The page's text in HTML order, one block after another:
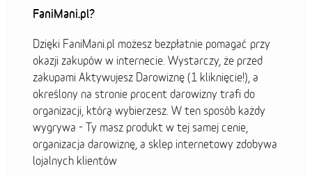
FaniMani.pl?
Dzięki FaniMani.pl możesz bezpłatnie pomagać przy
okazji zakupów w internecie. Wystarczy, że przed
zakupami Aktywujesz Darowiznę (1 kliknięcie!), a
określony na stronie procent darowizny trafi do
organizacji, którą wybierzesz. W ten sposób każdy
wygrywa - Ty masz produkt w tej samej cenie,
organizacja darowiznę, a sklep internetowy zdobywa
lojalnych klientów